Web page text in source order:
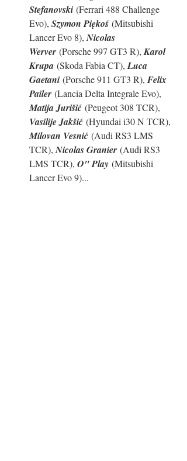
Stefanovski (Ferrari 488 Challenge
Evo), Szymon Piękoś (Mitsubishi
Lancer Evo 8), Nicolas
Werver (Porsche 997 GT3 R), Karol
Krupa (Skoda Fabia CT), Luca
Gaetani (Porsche 911 GT3 R), Felix
Pailer (Lancia Delta Integrale Evo),
Matija Jurišić (Peugeot 308 TCR),
Vasilije Jakšić (Hyundai i30 N TCR),
Milovan Vesnić (Audi RS3 LMS
TCR), Nicolas Granier (Audi RS3
LMS TCR), O" Play (Mitsubishi
Lancer Evo 9)...